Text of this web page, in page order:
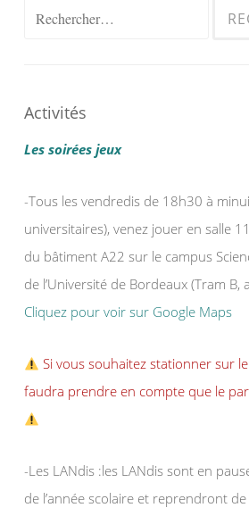
Rechercher :
Activités
Les soirées jeux
-Tous les vendredis de 18h30 à
universitaires), venez jouer en salle
du bâtiment A22 sur le campus
de l’Université de Bordeaux (Tram B,
Cliquez pour voir sur Google Maps
Si vous souhaitez stationner sur
faudra prendre en compte que le
-Les LANdis :les LANdis sont en
de l’année scolaire et reprendront